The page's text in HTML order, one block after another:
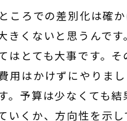
ころでの差別化は確
きくないと思うんで
はとても大事です。
用はかけずにやりま
。予算は少なくても
くか、方向性を示し